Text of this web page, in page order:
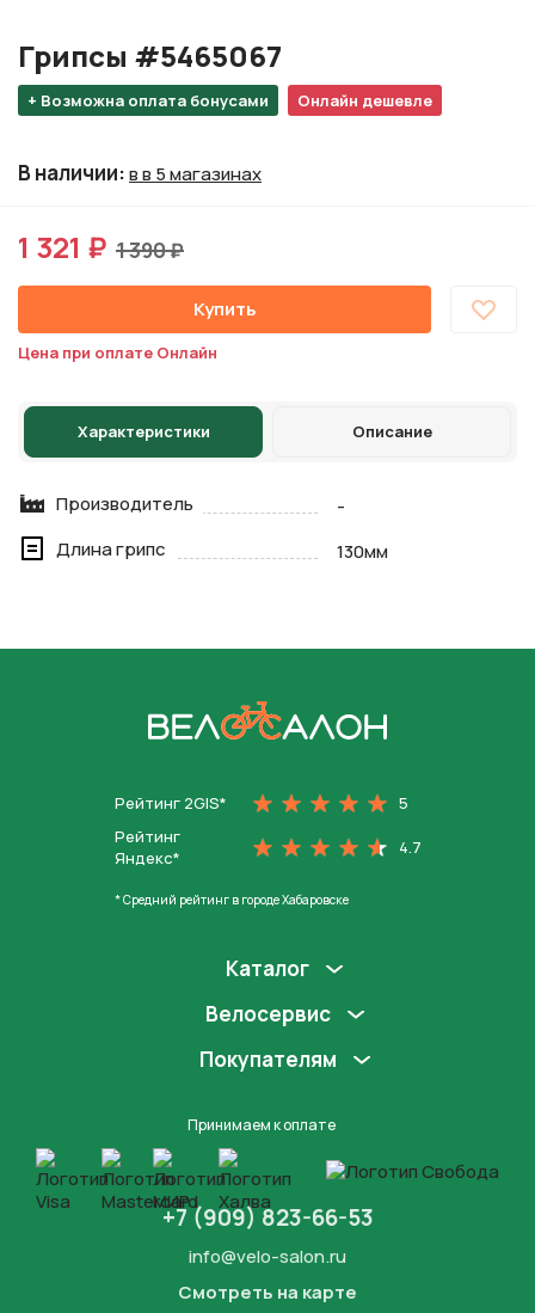
+ Возможна оплата бонусами Онлайн дешевле
Грипсы #5465067
В наличии:в в 5 магазинах
1 321 ₽ 1 390 ₽
Купить
Цена при оплате Онлайн
Характеристики Описание
Производитель
-
Длина грипс
130мм
Рейтинг 2GIS*
5
Рейтинг
Яндекс*
4.7
* Средний рейтинг в городе Хабаровске
Каталог
Велосервис
Покупателям
Принимаем к оплате
+7 (909) 823-66-53
info@velo-salon.ru
Смотреть на карте